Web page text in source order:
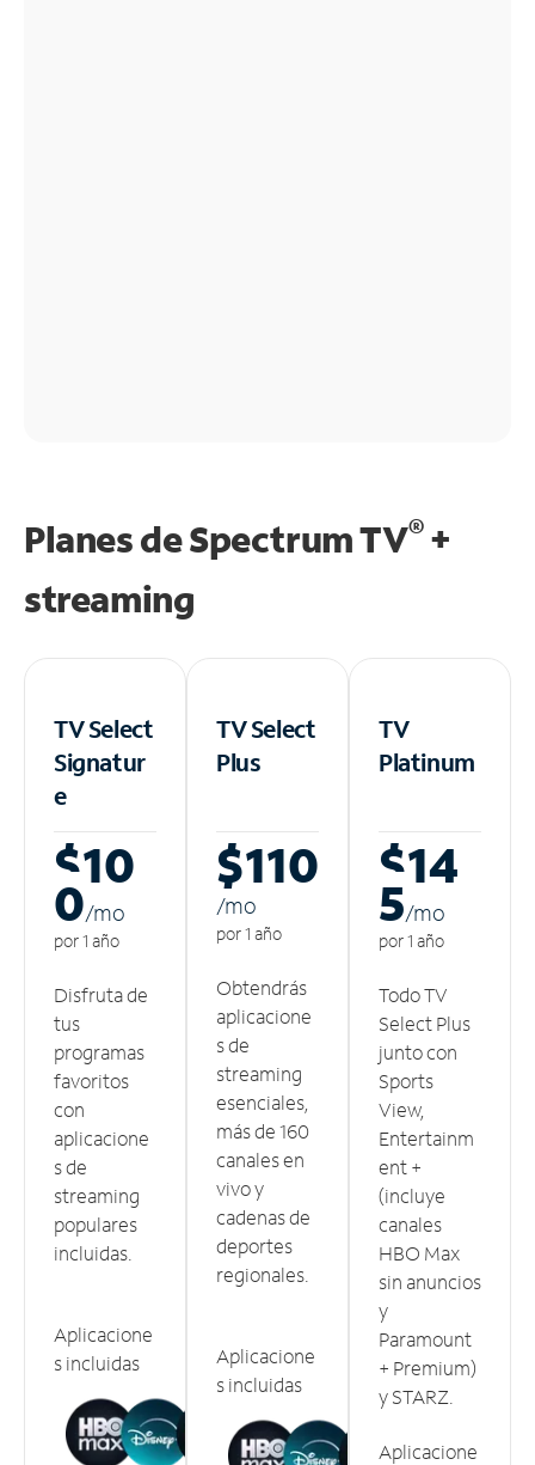
Planes de Spectrum TV®+
streaming
TV Select
Signatur
e
$10
0/mo
por 1 año
Disfruta de
tus
programas
favoritos
con
aplicacione
s de
streaming
populares
incluidas.
Aplicacione
s incluidas
TV Select
Plus
$110
/mo
por 1 año
Obtendrás
aplicacione
s de
streaming
esenciales,
más de 160
canales en
vivo y
cadenas de
deportes
regionales.
Aplicacione
s incluidas
TV
Platinum
$14
5/mo
por 1 año
Todo TV
Select Plus
junto con
Sports
View,
Entertainm
ent +
(incluye
canales
HBO Max
sin anuncios
y
Paramount
+ Premium)
y STARZ.
Aplicacione